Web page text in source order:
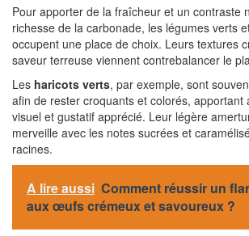
Pour apporter de la fraîcheur et un contraste
richesse de la carbonade, les légumes verts
occupent une place de choix. Leurs textures
saveur terreuse viennent contrebalancer le
Les haricots verts, par exemple, sont
afin de rester croquants et colorés, apportant
visuel et gustatif apprécié. Leur légère
merveille avec les notes sucrées et
racines.
A lire aussi Comment réussir un
aux œufs crémeux et savoureux ?